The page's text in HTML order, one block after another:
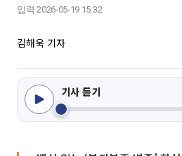
입력 2026-05-19 15:32
김해욱 기자
기사 듣기